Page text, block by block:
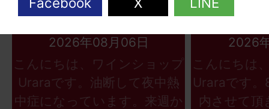
2026年08月06日
こんにちは、ワインショップ
Uraraです。油断して夜中熱
中症になっています。来週か
2026
こんにちは
Uraraです。
内させて頂